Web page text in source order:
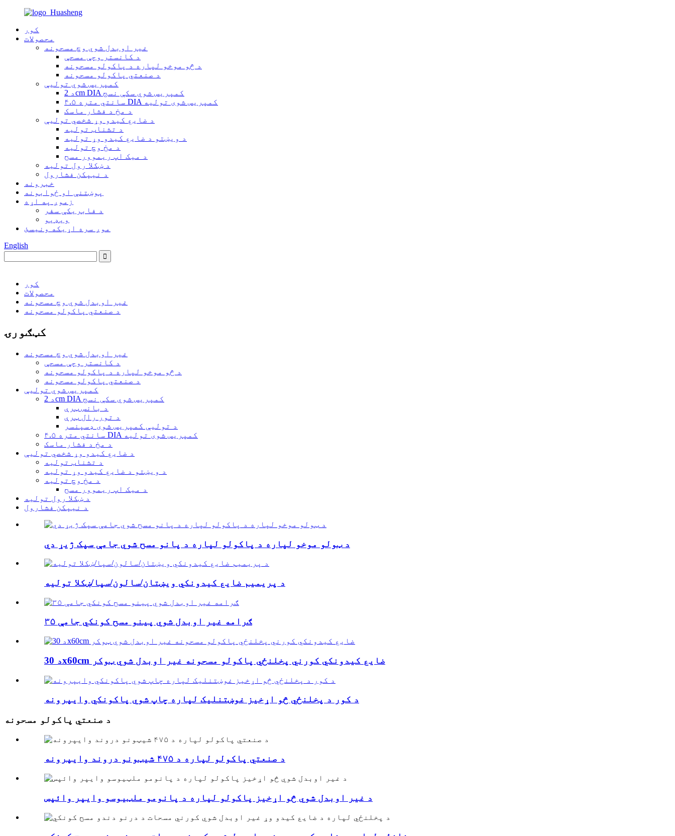
کور
محصولات
غیر اوبدل شوي وچ مسحونه
د کانستر وچې مسحې
د څو موخو لپاره د پاکولو مسحونه
د صنعتي پاکولو مسحونه
کمپریس شوي تولیې
د 2cm DIA کمپریس شوي سکې نسج
۴.۵ سانتي متره DIA کمپریس شوی تولیه
د مخ د فشار ماسک
د ضایع کیدو وړ شخصي تولیې
د تشناب تولیه
د ویښتو د ضایع کیدو وړ تولیه
د مخ وچ تولیه
د میک اپ ریموور مسح
د ښکلا رول تولیه
د نیپکن فشارول
خبرونه
پوښتنې او ځوابونه
زموږ په اړه
د فابریکې سفر
ویډیو
موږ سره اړیکه ونیسئ
English
کور
محصولات
غیر اوبدل شوي وچ مسحونه
د صنعتي پاکولو مسحونه
کټګورۍ
غیر اوبدل شوي وچ مسحونه
د کانستر وچې مسحې
د څو موخو لپاره د پاکولو مسحونه
د صنعتي پاکولو مسحونه
کمپریس شوي تولیې
د 2cm DIA کمپریس شوي سکې نسج
د بانس ټرې
د تور رال ټرې
د تولیې کمپریس شوی ډسپنسر
۴.۵ سانتي متره DIA کمپریس شوی تولیه
د مخ د فشار ماسک
د ضایع کیدو وړ شخصي تولیې
د تشناب تولیه
د ویښتو د ضایع کیدو وړ تولیه
د مخ وچ تولیه
د میک اپ ریموور مسح
د ښکلا رول تولیه
د نیپکن فشارول
د ټولو موخو لپاره د پاکولو لپاره د پانو مسح شوي جامې سپک ژیړ دي
د پریمیم ضایع کیدونکي ویښتان/سالون/سپا/ښکلا تولیه
۳۵ ګرامه غیر اوبدل شوي پینو مسح کونکي جامې
د 30x60cm ضایع کیدونکي کورني پخلنځي پاکولو مسحونه غیر اوبدل شوي ټوکر
د کور د پخلنځي څو اړخیز غوښتنلیک لپاره چاپ شوي پاکونکي وایپرونه
د صنعتي پاکولو مسحونه
د صنعتي پاکولو لپاره د ۴۷۵ شیټونو دروند وایپرونه
د غیر اوبدل شوي څو اړخیز پاکولو لپاره د پانومو ملټیوسو وایپر وائپس